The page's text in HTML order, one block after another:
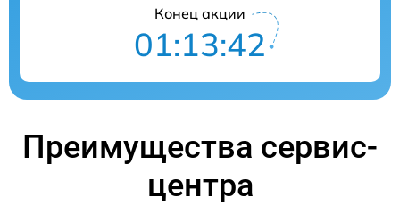
Конец акции
01:13:41
Преимущества сервис-
центра